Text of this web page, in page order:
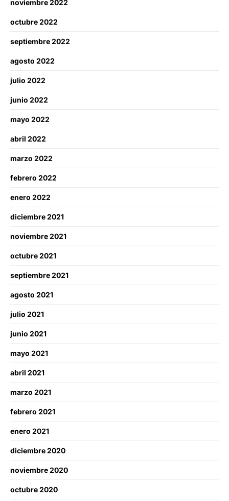
noviembre 2022
octubre 2022
septiembre 2022
agosto 2022
julio 2022
junio 2022
mayo 2022
abril 2022
marzo 2022
febrero 2022
enero 2022
diciembre 2021
noviembre 2021
octubre 2021
septiembre 2021
agosto 2021
julio 2021
junio 2021
mayo 2021
abril 2021
marzo 2021
febrero 2021
enero 2021
diciembre 2020
noviembre 2020
octubre 2020